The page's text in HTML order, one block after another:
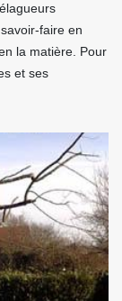
faire en
la matière. Pour
et ses